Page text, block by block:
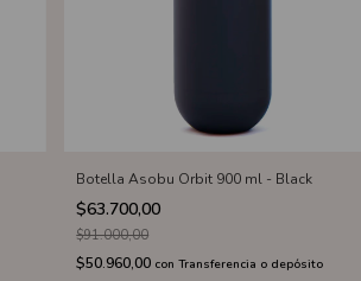
Botella Asobu Orbit 900 ml - Black
$63.700,00
$91.000,00
$50.960,00 con Transferencia o depósito